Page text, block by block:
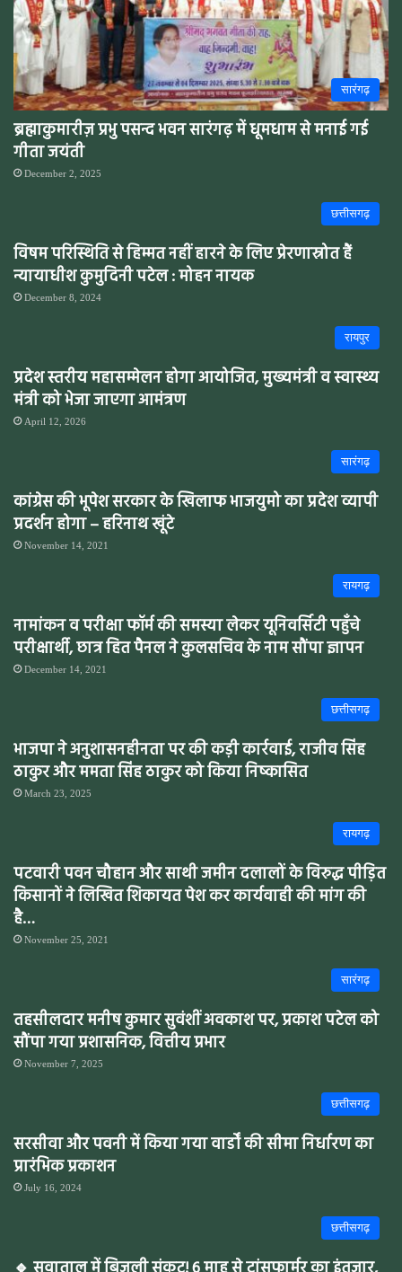
सारंगढ़
ब्रह्माकुमारीज़ प्रभु पसन्द भवन सारंगढ़ में धूमधाम से मनाई गई
गीता जयंती
December 2, 2025
छत्तीसगढ़
विषम परिस्थिति से हिम्मत नहीं हारने के लिए प्रेरणास्रोत हैं
न्यायाधीश कुमुदिनी पटेल : मोहन नायक
December 8, 2024
रायपुर
प्रदेश स्तरीय महासम्मेलन होगा आयोजित, मुख्यमंत्री व स्वास्थ्य
मंत्री को भेजा जाएगा आमंत्रण
April 12, 2026
सारंगढ़
कांग्रेस की भूपेश सरकार के खिलाफ भाजयुमो का प्रदेश व्यापी
प्रदर्शन होगा – हरिनाथ खूंटे
November 14, 2021
रायगढ़
नामांकन व परीक्षा फॉर्म की समस्या लेकर यूनिवर्सिटी पहुँचे
परीक्षार्थी, छात्र हित पैनल ने कुलसचिव के नाम सौंपा ज्ञापन
December 14, 2021
छत्तीसगढ़
भाजपा ने अनुशासनहीनता पर की कड़ी कार्रवाई, राजीव सिंह
ठाकुर और ममता सिंह ठाकुर को किया निष्कासित
March 23, 2025
रायगढ़
पटवारी पवन चौहान और साथी जमीन दलालों के विरुद्ध पीड़ित
किसानों ने लिखित शिकायत पेश कर कार्यवाही की मांग की
है…
November 25, 2021
सारंगढ़
तहसीलदार मनीष कुमार सुवंशीं अवकाश पर, प्रकाश पटेल को
सौंपा गया प्रशासनिक, वित्तीय प्रभार
November 7, 2025
छत्तीसगढ़
सरसीवा और पवनी में किया गया वार्डों की सीमा निर्धारण का
प्रारंभिक प्रकाशन
July 16, 2024
छत्तीसगढ़